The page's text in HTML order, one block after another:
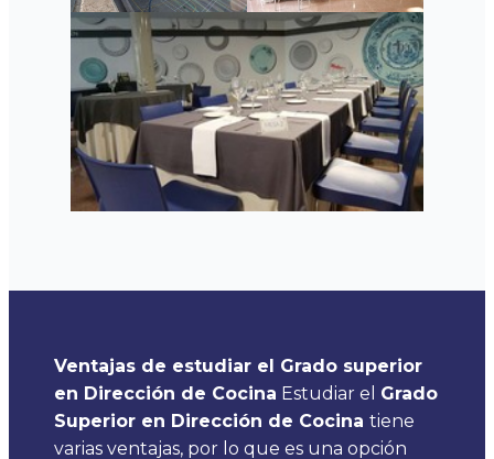
Ventajas de estudiar el Grado superior
en Dirección de Cocina Estudiar el Grado
Superior en Dirección de Cocina tiene
varias ventajas, por lo que es una opción